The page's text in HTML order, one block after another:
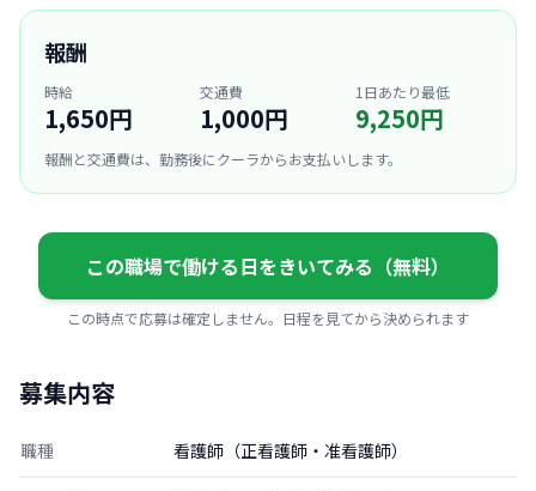
報酬
時給
1,650円
交通費
1,000円
1日あたり最低
9,250円
報酬と交通費は、勤務後にクーラからお支払いします。
この職場で働ける日をきいてみる（無料）
この時点で応募は確定しません。日程を見てから決められます
募集内容
職種 看護師（正看護師・准看護師）